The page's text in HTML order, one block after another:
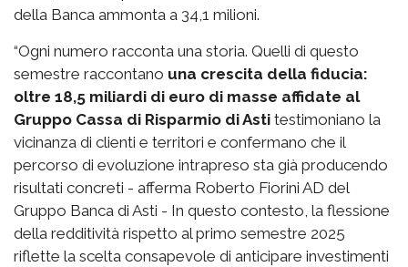
della Banca ammonta a 34,1 milioni.
“Ogni numero racconta una storia. Quelli di questo
semestre raccontano una crescita della fiducia:
oltre 18,5 miliardi di euro di masse affidate al
Gruppo Cassa di Risparmio di Asti testimoniano la
vicinanza di clienti e territori e confermano che il
percorso di evoluzione intrapreso sta già producendo
risultati concreti - afferma Roberto Fiorini AD del
Gruppo Banca di Asti - In questo contesto, la flessione
della redditività rispetto al primo semestre 2025
riflette la scelta consapevole di anticipare investimenti